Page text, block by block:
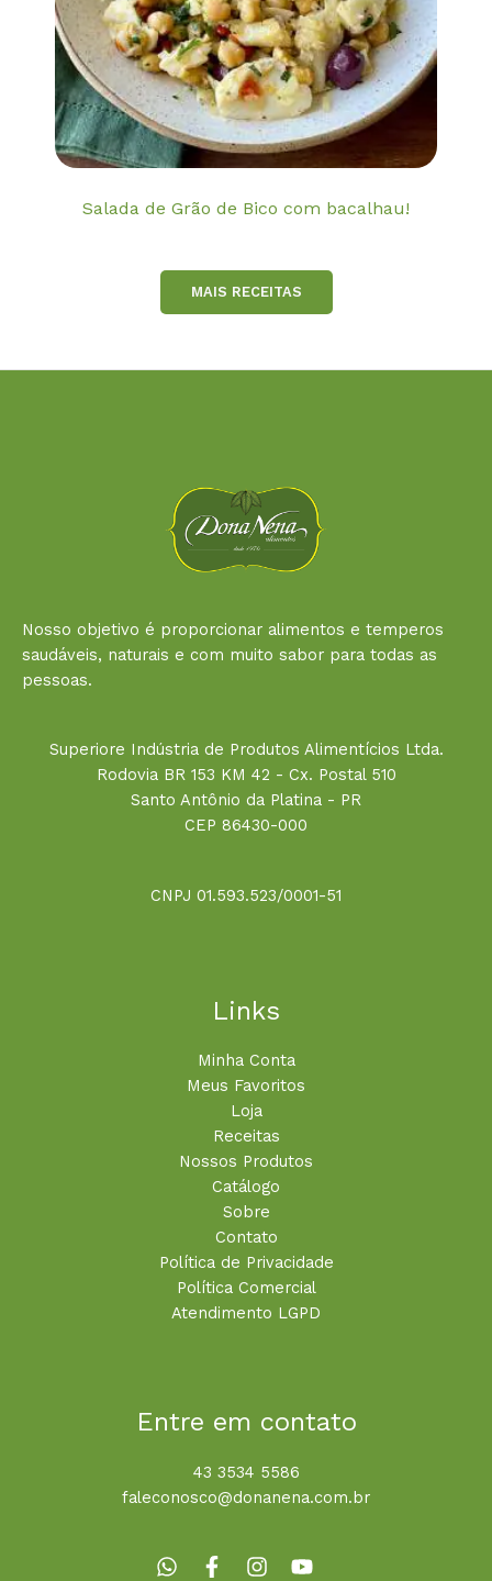
Salada de Grão de Bico com bacalhau!
MAIS RECEITAS
Nosso objetivo é proporcionar alimentos e temperos
saudáveis, naturais e com muito sabor para todas as
pessoas.
Superiore Indústria de Produtos Alimentícios Ltda.
Rodovia BR 153 KM 42 - Cx. Postal 510
Santo Antônio da Platina - PR
CEP 86430-000
CNPJ 01.593.523/0001-51
Links
Minha Conta
Meus Favoritos
Loja
Receitas
Nossos Produtos
Catálogo
Sobre
Contato
Política de Privacidade
Política Comercial
Atendimento LGPD
Entre em contato
43 3534 5586
faleconosco@donanena.com.br